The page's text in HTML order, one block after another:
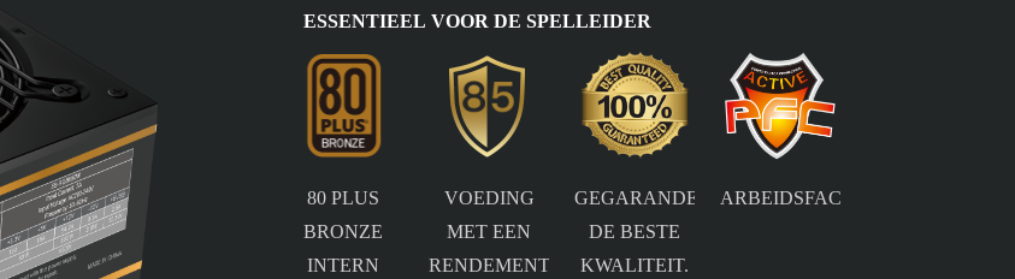
ESSENTIEEL VOOR DE SPELLEIDER
80 PLUS
BRONZE
INTERN
VOEDING
MET EEN
RENDEMENT
GEGARANDEERD
DE BESTE
KWALITEIT.
ARBEIDSFACTORCORRECTIE